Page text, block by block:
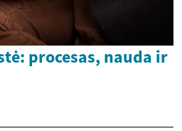
procesas, nauda ir